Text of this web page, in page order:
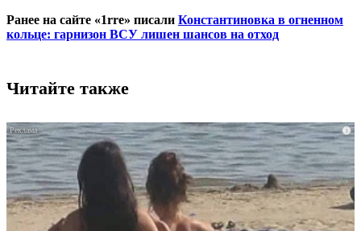
Ранее на сайте «1rre» писали Константиновка в огненном
кольце: гарнизон ВСУ лишен шансов на отход
Читайте также
i